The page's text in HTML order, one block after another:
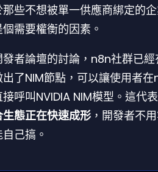
些不想被單一供應商綁定的
需要權衡的因素。
者論壇的討論，n8n社群已經
了NIM節點，可以讓使用者
呼叫NVIDIA NIM模型。這代
生態正在快速成形 ，開發者不
己搞。